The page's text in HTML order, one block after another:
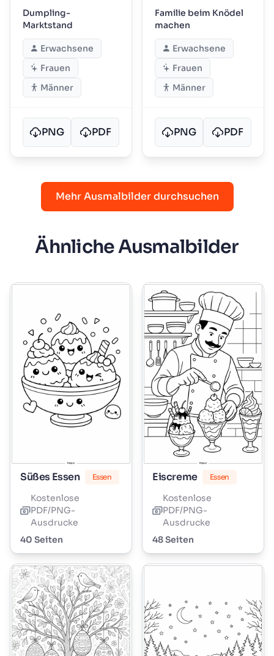
Dumpling-
Marktstand
Erwachsene
Frauen
Männer
PNG PDF
Familie beim Knödel
machen
Erwachsene
Frauen
Männer
PNG PDF
Mehr Ausmalbilder durchsuchen
Ähnliche Ausmalbilder
Süßes Essen Essen
Kostenlose
PDF/PNG-
Ausdrucke
40 Seiten
Eiscreme Essen
Kostenlose
PDF/PNG-
Ausdrucke
48 Seiten